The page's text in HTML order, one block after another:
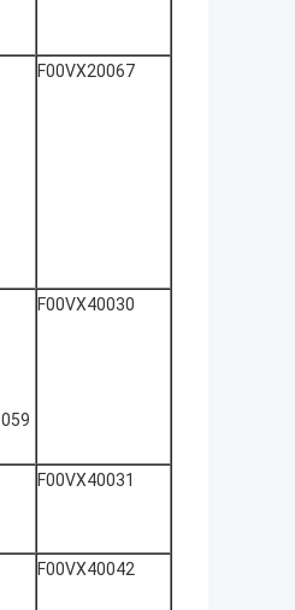
F00VX20067
F00VX40030
059 130 277 AP/AR/BE/CJ
F00VX40031
F00VX40042